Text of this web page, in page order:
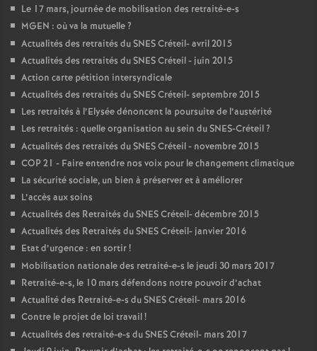
Le 17 mars, journée de mobilisation des retraité-e-s
MGEN : où va la mutuelle?
Actualités des retraités duSNESCréteil- avril 2015
Actualités des retraités duSNESCréteil - juin 2015
Action carte pétition intersyndicale
Actualités des retraités duSNESCréteil- septembre 2015
Les retraités à l’Elysée dénoncent la poursuite de l’austérité
Les retraités : quelle organisation au sein duSNES-Créteil?
Actualités des retraités duSNESCréteil - novembre 2015
COP21 - Faire entendre nos voix pour le changement climatique
La sécurité sociale, un bien à préserver et à améliorer
L’accès aux soins
Actualités des Retraités duSNESCréteil- décembre 2015
Actualités des Retraités duSNESCréteil- janvier 2016
Etat d’urgence : en sortir!
Mobilisation nationale des retraité-e-s le jeudi 30 mars 2017
Retraité-e-s, le 10 mars défendons notre pouvoir d’achat
Actualité des Retraité-e-s duSNESCréteil- mars 2016
Contre le projet de loi travail!
Actualités des retraité-e-s duSNESCréteil- mars 2017